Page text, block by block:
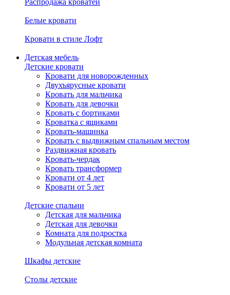
Распродажа кроватей
Белые кровати
Кровати в стиле Лофт
Детская мебель
Детские кровати
Кровати для новорожденных
Двухъярусные кровати
Кровать для мальчика
Кровать для девочки
Кровать с бортиками
Кроватка с ящиками
Кровать-машинка
Кровать с выдвижным спальным местом
Раздвижная кровать
Кровать-чердак
Кровать трансформер
Кровати от 4 лет
Кровати от 5 лет
Детские спальни
Детская для мальчика
Детская для девочки
Комната для подростка
Модульная детская комната
Шкафы детские
Столы детские